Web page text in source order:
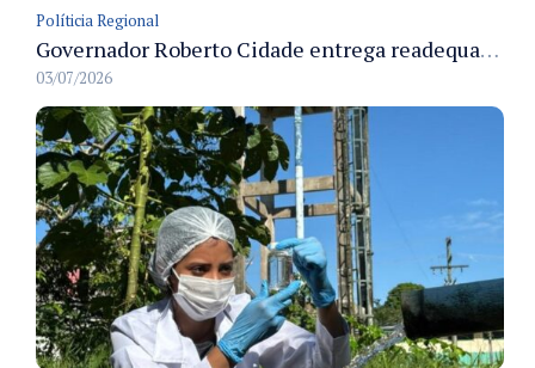
Políticia Regional
Governador Roberto Cidade entrega readequação do ambulatório da FCecon e amplia capacidade de atendimento oncológico em Manaus
03/07/2026